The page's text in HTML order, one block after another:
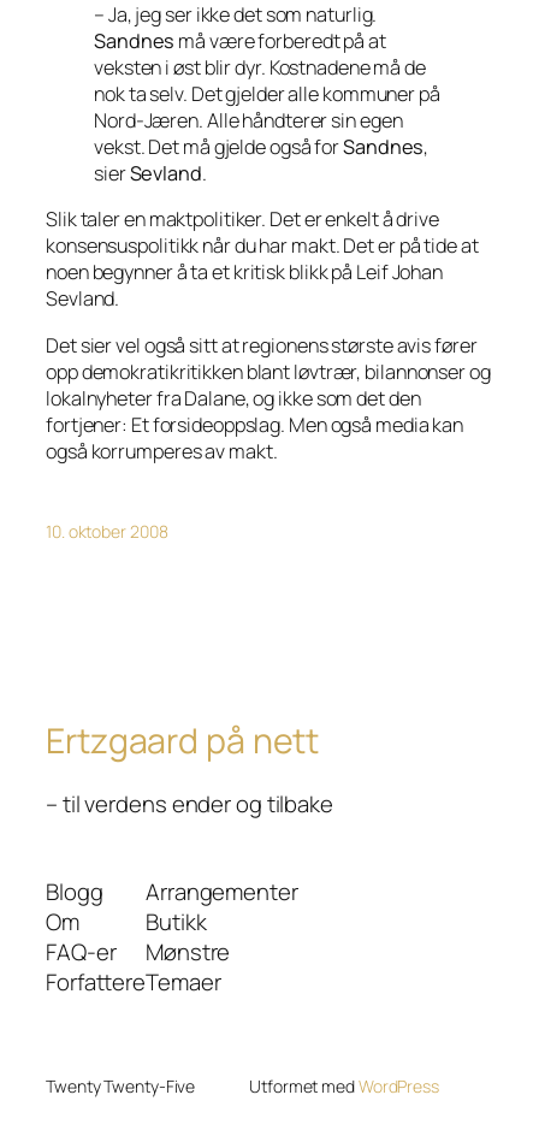
– Ja, jeg ser ikke det som naturlig.
Sandnes må være forberedt på at
veksten i øst blir dyr. Kostnadene må de
nok ta selv. Det gjelder alle kommuner på
Nord-Jæren. Alle håndterer sin egen
vekst. Det må gjelde også forSandnes,
sierSevland.
Slik taler en maktpolitiker. Det er enkelt å drive
konsensuspolitikk når du har makt. Det er på tide at
noen begynner å ta et kritisk blikk på Leif Johan
Sevland.
Det sier vel også sitt at regionens største avis fører
opp demokratikritikken blant løvtrær, bilannonser og
lokalnyheter fra Dalane, og ikke som det den
fortjener: Et forsideoppslag. Men også media kan
også korrumperes av makt.
10. oktober 2008
Ertzgaard på nett
– til verdens ender og tilbake
Blogg
Om
FAQ-er
Forfattere
Arrangementer
Butikk
Mønstre
Temaer
Twenty Twenty-Five Utformet medWordPress